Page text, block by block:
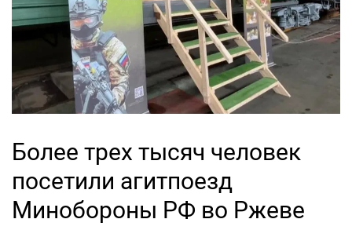
Более трех тысяч человек
посетили агитпоезд
Минобороны РФ во Ржеве